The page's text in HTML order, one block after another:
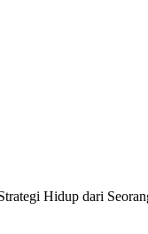
Hidup dari